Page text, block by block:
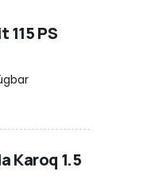
115 PS
Karoq 1.5